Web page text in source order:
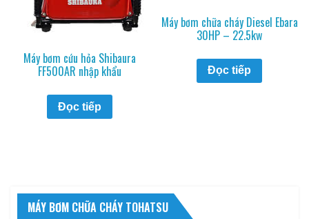
Máy bơm cứu hỏa Shibaura
FF500AR nhập khẩu
Đọc tiếp
Máy bơm chữa cháy Diesel Ebara
30HP – 22.5kw
Đọc tiếp
MÁY BƠM CHỮA CHÁY TOHATSU